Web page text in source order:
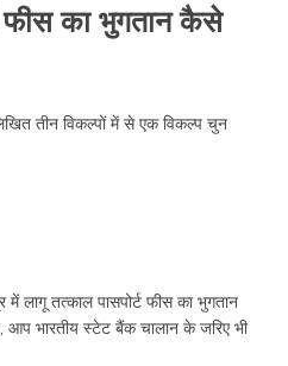
फीस का भुगतान कैसे
तीन विकल्पों में से एक विकल्प चुन
लागू तत्काल पासपोर्ट फीस का भुगतान
भारतीय स्टेट बैंक चालान के जरिए भी